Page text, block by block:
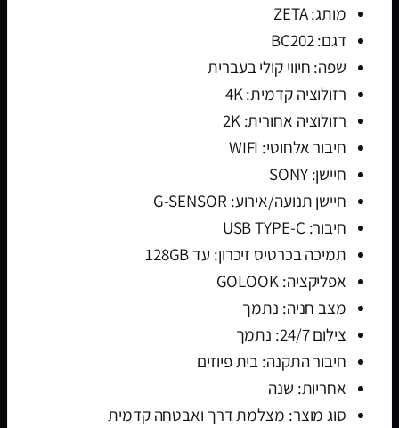
מותג: ZETA
דגם: BC202
שפה: חיווי קולי בעברית
רזולוציה קדמית: 4K
רזולוציה אחורית: 2K
חיבור אלחוטי: WIFI
חיישן: SONY
חיישן תנועה/אירוע: G-SENSOR
חיבור: USB TYPE-C
תמיכה בכרטיס זיכרון: עד 128GB
אפליקציה: GOLOOK
מצב חניה: נתמך
צילום 24/7: נתמך
חיבור התקנה: בית פיוזים
אחריות: שנה
סוג מוצר: מצלמת דרך ואבטחה קדמית